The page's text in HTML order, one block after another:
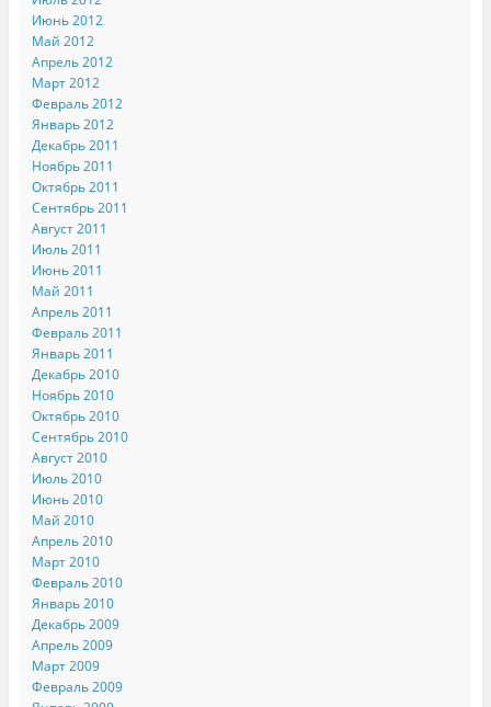
Июнь 2012
Май 2012
Апрель 2012
Март 2012
Февраль 2012
Январь 2012
Декабрь 2011
Ноябрь 2011
Октябрь 2011
Сентябрь 2011
Август 2011
Июль 2011
Июнь 2011
Май 2011
Апрель 2011
Февраль 2011
Январь 2011
Декабрь 2010
Ноябрь 2010
Октябрь 2010
Сентябрь 2010
Август 2010
Июль 2010
Июнь 2010
Май 2010
Апрель 2010
Март 2010
Февраль 2010
Январь 2010
Декабрь 2009
Апрель 2009
Март 2009
Февраль 2009